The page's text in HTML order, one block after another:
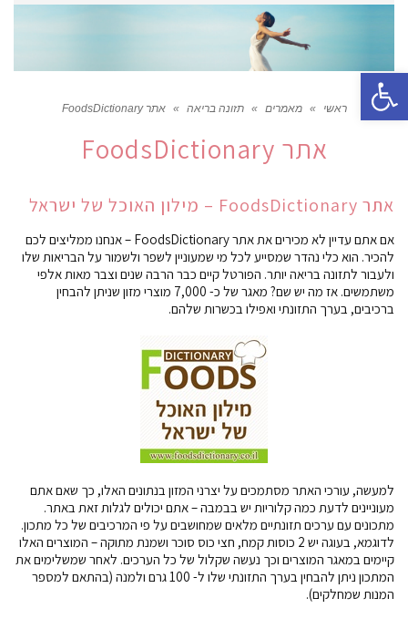
פתח סרגל נגישות
ראשי » מאמרים » תזונה בריאה » אתר FoodsDictionary
אתר FoodsDictionary
אתר FoodsDictionary – מילון האוכל של ישראל
אם אתם עדיין לא מכירים את אתר FoodsDictionary – אנחנו ממליצים לכם
להכיר. הוא כלי נהדר שמסייע לכל מי שמעוניין לשפר ולשמור על הבריאות שלו
ולעבור לתזונה בריאה יותר. הפורטל קיים כבר הרבה שנים וצבר מאות אלפי
משתמשים. אז מה יש שם? מאגר של כ- 7,000 מוצרי מזון שניתן להבחין
ברכיבים, בערך התזונתי ואפילו בכשרות שלהם.
למעשה, עורכי האתר מסתמכים על יצרני המזון בנתונים האלו, כך שאם אתם
מעוניינים לדעת כמה קלוריות יש בבמבה – אתם יכולים לגלות זאת באתר.
מתכונים עם ערכים תזונתיים מלאים שמחושבים על פי המרכיבים של כל מתכון.
לדוגמא, בעוגה יש 2 כוסות קמח, חצי כוס סוכר ושמנת מתוקה – המוצרים האלו
קיימים במאגר המוצרים וכך נעשה שקלול של כל הערכים. לאחר שמשלימים את
המתכון ניתן להבחין בערך התזונתי שלו ל- 100 גרם ולמנה (בהתאם למספר
המנות שמחלקים).